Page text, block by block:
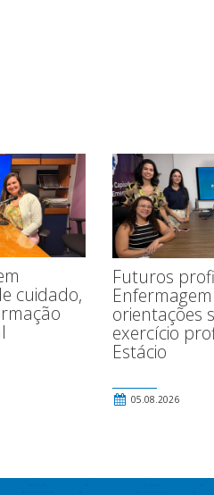
cuidado,
Futuros
orientações
exercício
Estácio
05.08.2026